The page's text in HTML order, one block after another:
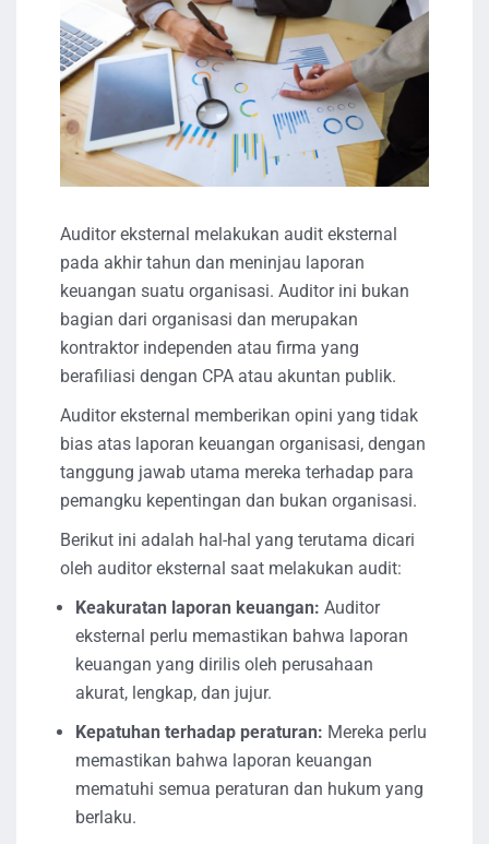
Auditor eksternal melakukan audit eksternal
pada akhir tahun dan meninjau laporan
keuangan suatu organisasi. Auditor ini bukan
bagian dari organisasi dan merupakan
kontraktor independen atau firma yang
berafiliasi dengan CPA atau akuntan publik.
Auditor eksternal memberikan opini yang tidak
bias atas laporan keuangan organisasi, dengan
tanggung jawab utama mereka terhadap para
pemangku kepentingan dan bukan organisasi.
Berikut ini adalah hal-hal yang terutama dicari
oleh auditor eksternal saat melakukan audit:
Keakuratan laporan keuangan: Auditor
eksternal perlu memastikan bahwa laporan
keuangan yang dirilis oleh perusahaan
akurat, lengkap, dan jujur.
Kepatuhan terhadap peraturan: Mereka perlu
memastikan bahwa laporan keuangan
mematuhi semua peraturan dan hukum yang
berlaku.